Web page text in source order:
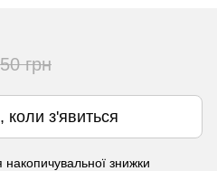
грн
коли з'явиться
знижки